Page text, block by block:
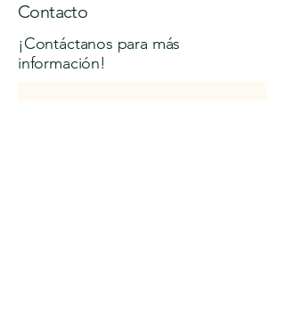
Contacto
¡Contáctanos para más
información!